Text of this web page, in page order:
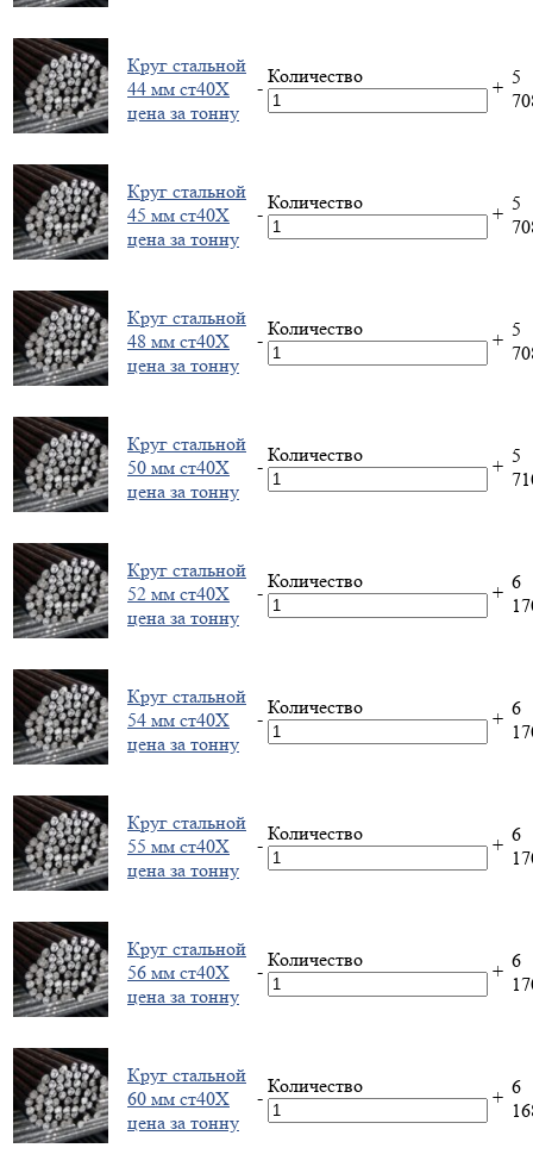
Круг стальной
44 мм ст40Х
цена за тонну
-
Количество
+ 5
Круг стальной
45 мм ст40Х
цена за тонну
-
Количество
+ 5
Круг стальной
48 мм ст40Х
цена за тонну
-
Количество
+ 5
Круг стальной
50 мм ст40Х
цена за тонну
-
Количество
+ 5
Круг стальной
52 мм ст40Х
цена за тонну
-
Количество
+ 6
Круг стальной
54 мм ст40Х
цена за тонну
-
Количество
+ 6
Круг стальной
55 мм ст40Х
цена за тонну
-
Количество
+ 6
Круг стальной
56 мм ст40Х
цена за тонну
-
Количество
+ 6
Круг стальной
60 мм ст40Х
цена за тонну
-
Количество
+ 6